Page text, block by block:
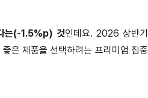
는(-1.5%p) 것인데요. 2026상반기
은 제품을 선택하려는 프리미엄 집중